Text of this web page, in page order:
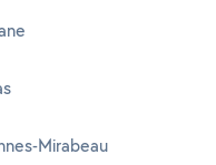
Mirabeau